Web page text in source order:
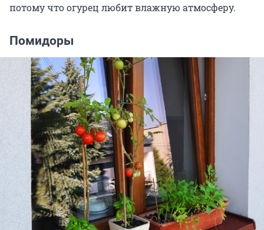
потому что огурец любит влажную атмосферу.
Помидоры